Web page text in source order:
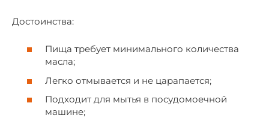
Достоинства:
Пища требует минимального количества
масла;
Легко отмывается и не царапается;
Подходит для мытья в посудомоечной
машине;